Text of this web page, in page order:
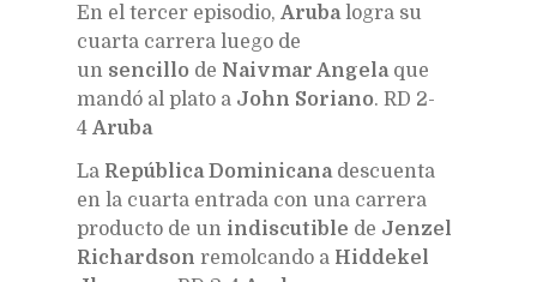
En el tercer episodio, Aruba logra su
cuarta carrera luego de
un sencillo de Naivmar Angela que
mandó al plato a John Soriano. RD 2-
4 Aruba
La República Dominicana descuenta
en la cuarta entrada con una carrera
producto de un indiscutible de Jenzel
Richardson remolcando a Hiddekel